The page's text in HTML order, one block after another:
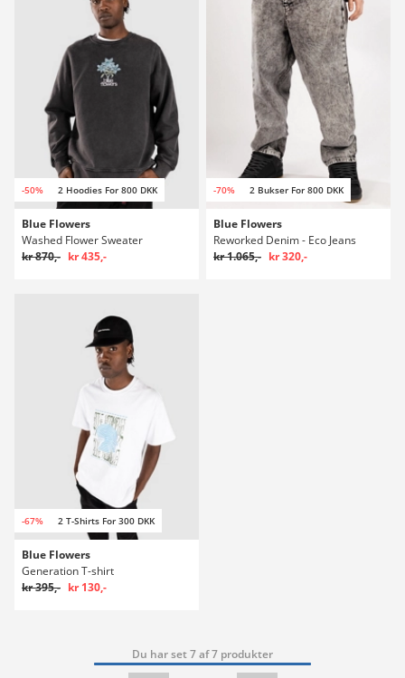
-50% 2 Hoodies For 800 DKK
Blue Flowers
Washed Flower Sweater
kr 870,- kr 435,-
-70% 2 Bukser For 800 DKK
Blue Flowers
Reworked Denim - Eco Jeans
kr 1.065,- kr 320,-
-67% 2 T-Shirts For 300 DKK
Blue Flowers
Generation T-shirt
kr 395,- kr 130,-
Du har set 7 af 7 produkter